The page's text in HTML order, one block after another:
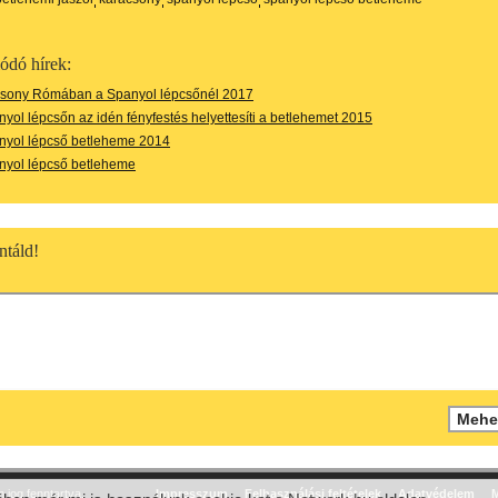
hírek:
Rómában a Spanyol lépcsőnél 2017
lépcsőn az idén fényfestés helyettesíti a betlehemet 2015
lépcső betleheme 2014
lépcső betleheme
jog fenntartva. Impresszum Felhasználási feltételek Adatvédelem